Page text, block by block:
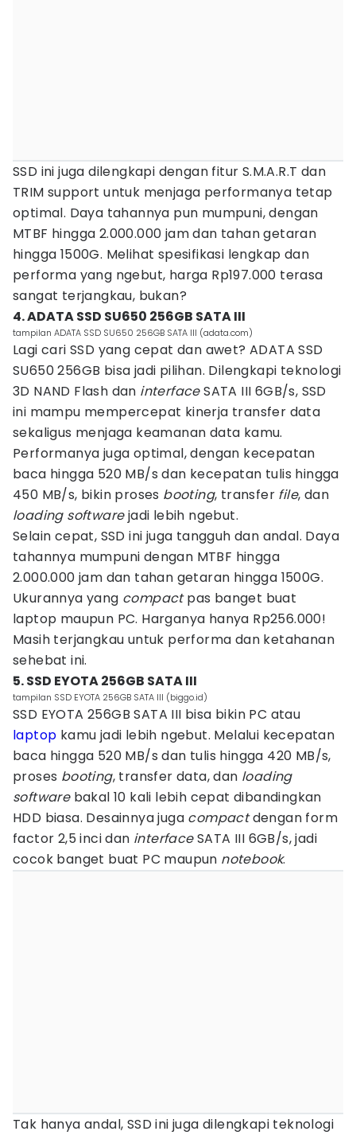
SSD ini juga dilengkapi dengan fitur S.M.A.R.T dan
TRIM support untuk menjaga performanya tetap
optimal. Daya tahannya pun mumpuni, dengan
MTBF hingga 2.000.000 jam dan tahan getaran
hingga 1500G. Melihat spesifikasi lengkap dan
performa yang ngebut, harga Rp197.000 terasa
sangat terjangkau, bukan?
4. ADATA SSD SU650 256GB SATA III
tampilan ADATA SSD SU650 256GB SATA III (adata.com)
Lagi cari SSD yang cepat dan awet? ADATA SSD
SU650 256GB bisa jadi pilihan. Dilengkapi teknologi
3D NAND Flash dan interfaceSATA III 6GB/s, SSD
ini mampu mempercepat kinerja transfer data
sekaligus menjaga keamanan data kamu.
Performanya juga optimal, dengan kecepatan
baca hingga 520 MB/s dan kecepatan tulis hingga
450 MB/s, bikin proses booting, transfer file, dan
loading softwarejadi lebih ngebut.
Selain cepat, SSD ini juga tangguh dan andal. Daya
tahannya mumpuni dengan MTBF hingga
2.000.000 jam dan tahan getaran hingga 1500G.
Ukurannya yang compactpas banget buat
laptop maupun PC. Harganya hanya Rp256.000!
Masih terjangkau untuk performa dan ketahanan
sehebat ini.
5. SSD EYOTA 256GB SATA III
tampilan SSD EYOTA 256GB SATA III (biggo.id)
SSD EYOTA 256GB SATA III bisa bikin PC atau
laptop kamu jadi lebih ngebut. Melalui kecepatan
baca hingga 520 MB/s dan tulis hingga 420 MB/s,
proses booting, transfer data, dan loading
softwarebakal 10 kali lebih cepat dibandingkan
HDD biasa. Desainnya juga compactdengan form
factor 2,5 inci dan interfaceSATA III 6GB/s, jadi
cocok banget buat PC maupun notebook.
Tak hanya andal, SSD ini juga dilengkapi teknologi